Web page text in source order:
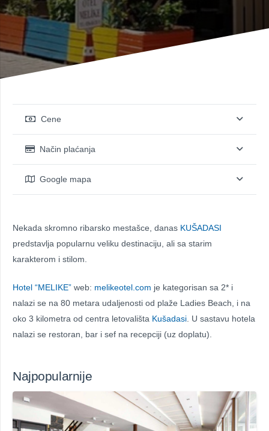
Cene
Način plaćanja
Google mapa
Nekada skromno ribarsko mestašce, danas KUŠADASI
predstavlja popularnu veliku destinaciju, ali sa starim
karakterom i stilom.
Hotel “MELIKE” web: melikeotel.com je kategorisan sa 2* i
nalazi se na 80 metara udaljenosti od plaže Ladies Beach, i na
oko 3 kilometra od centra letovališta Kušadasi . U sastavu hotela
nalazi se restoran, bar i sef na recepciji (uz doplatu).
Najpopularnije